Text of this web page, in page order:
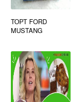
ТОРТ FORD
MUSTANG